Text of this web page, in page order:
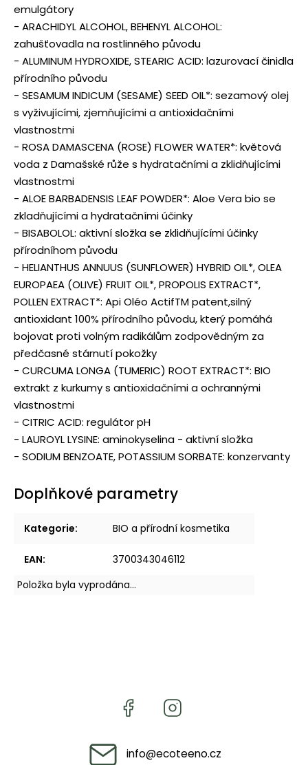
emulgátory
- ARACHIDYL ALCOHOL, BEHENYL ALCOHOL:
zahušťovadla na rostlinného původu
- ALUMINUM HYDROXIDE, STEARIC ACID: lazurovací činidla
přírodního původu
- SESAMUM INDICUM (SESAME) SEED OIL*: sezamový olej
s vyživujícími, zjemňujícími a antioxidačními
vlastnostmi
- ROSA DAMASCENA (ROSE) FLOWER WATER*: květová
voda z Damašské růže s hydratačními a zklidňujícími
vlastnostmi
- ALOE BARBADENSIS LEAF POWDER*: Aloe Vera bio se
zkladňujícími a hydratačními účinky
- BISABOLOL: aktivní složka se zklidňujícími účinky
přírodníhom původu
- HELIANTHUS ANNUUS (SUNFLOWER) HYBRID OIL*, OLEA
EUROPAEA (OLIVE) FRUIT OIL*, PROPOLIS EXTRACT*,
POLLEN EXTRACT*: Api Oléo ActifTM patent,silný
antioxidant 100% přírodního původu, který pomáhá
bojovat proti volným radikálům zodpovědným za
předčasné stárnutí pokožky
- CURCUMA LONGA (TUMERIC) ROOT EXTRACT*: BIO
extrakt z kurkumy s antioxidačními a ochrannými
vlastnostmi
- CITRIC ACID: regulátor pH
- LAUROYL LYSINE: aminokyselina - aktivní složka
- SODIUM BENZOATE, POTASSIUM SORBATE: konzervanty
Doplňkové parametry
Kategorie: BIO a přírodní kosmetika
EAN:
3700343046112
Položka byla vyprodána…
info@ecoteeno.cz